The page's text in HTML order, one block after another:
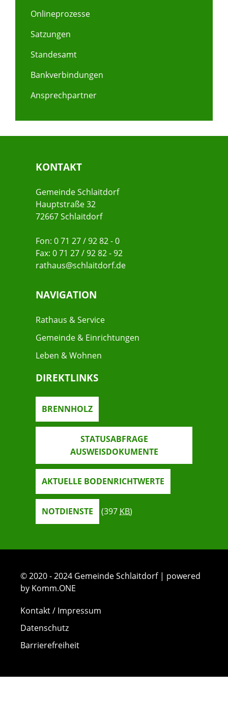
Onlineprozesse
Satzungen
Standesamt
Bankverbindungen
Ansprechpartner
KONTAKT
Gemeinde Schlaitdorf
Hauptstraße 32
72667 Schlaitdorf
Fon: 0 71 27 / 92 82 - 0
Fax: 0 71 27 / 92 82 - 92
rathaus@schlaitdorf.de
NAVIGATION
Rathaus & Service
Gemeinde & Einrichtungen
Leben & Wohnen
DIREKTLINKS
BRENNHOLZ
STATUSABFRAGE
AUSWEISDOKUMENTE
AKTUELLE BODENRICHTWERTE
NOTDIENSTE (397 KB)
© 2020 - 2024 Gemeinde Schlaitdorf | powered
by Komm.ONE
Kontakt / Impressum
Datenschutz
Barrierefreiheit